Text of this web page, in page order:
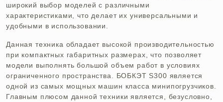
широкий выбор моделей с различными
характеристиками, что делает их универсальными и
удобными в использовании.
Данная техника обладает высокой производительностью
при компактных габаритных размерах, что позволяет
модели выполнять большой объем работ в условиях
ограниченного пространства. БОБКЭТ S300 является
одной из самых мощных машин класса минипогрузчиков.
Главным плюсом данной техники является, безусловно,